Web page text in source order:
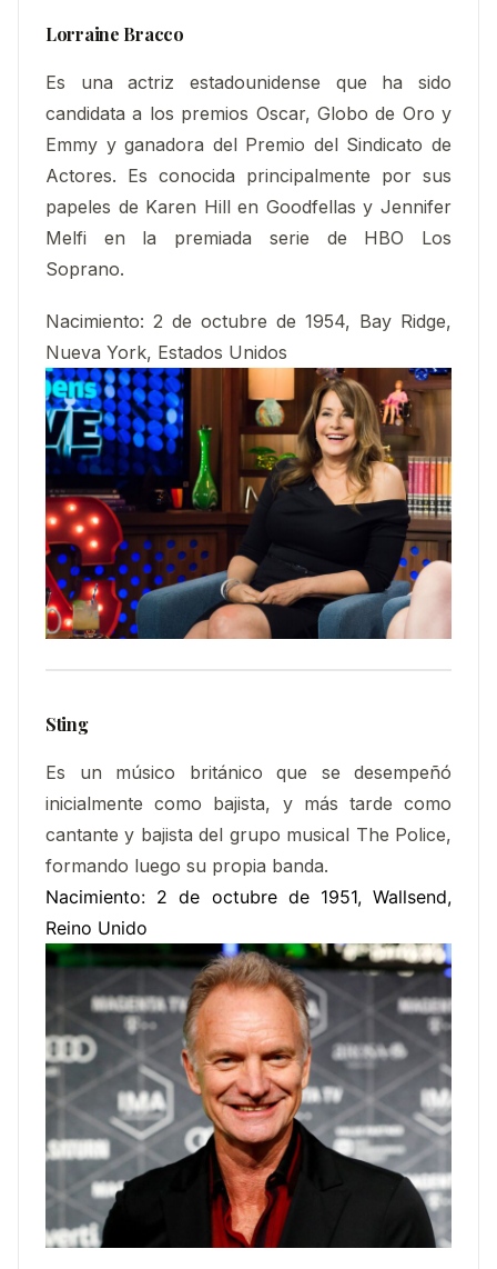
Lorraine Bracco
Es una actriz estadounidense que ha sido
candidata a los premios Oscar, Globo de Oro y
Emmy y ganadora del Premio del Sindicato de
Actores. Es conocida principalmente por sus
papeles de Karen Hill en Goodfellas y Jennifer
Melfi en la premiada serie de HBO Los
Soprano.
Nacimiento: 2 de octubre de 1954, Bay Ridge,
Nueva York, Estados Unidos
Sting
Es un músico británico que se desempeñó
inicialmente como bajista, y más tarde como
cantante y bajista del grupo musical The Police,
formando luego su propia banda.
Nacimiento: 2 de octubre de 1951, Wallsend,
Reino Unido